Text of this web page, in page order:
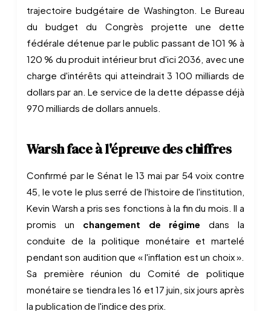
trajectoire budgétaire de Washington. Le Bureau
du budget du Congrès projette une dette
fédérale détenue par le public passant de 101 % à
120 % du produit intérieur brut d'ici 2036, avec une
charge d'intérêts qui atteindrait 3 100 milliards de
dollars par an. Le service de la dette dépasse déjà
970 milliards de dollars annuels.
Warsh face à l'épreuve des chiffres
Confirmé par le Sénat le 13 mai par 54 voix contre
45, le vote le plus serré de l'histoire de l'institution,
Kevin Warsh a pris ses fonctions à la fin du mois. Il a
promis un changement de régime dans la
conduite de la politique monétaire et martelé
pendant son audition que « l'inflation est un choix ».
Sa première réunion du Comité de politique
monétaire se tiendra les 16 et 17 juin, six jours après
la publication de l'indice des prix.